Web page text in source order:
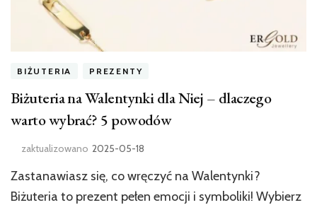
BIŻUTERIA PREZENTY
Biżuteria na Walentynki dla Niej – dlaczego
warto wybrać? 5 powodów
zaktualizowano 2025-05-18
Zastanawiasz się, co wręczyć na Walentynki?
Biżuteria to prezent pełen emocji i symboliki! Wybierz